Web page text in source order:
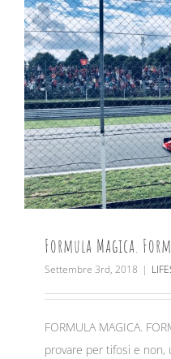
Formula Magica.
Settembre 3rd, 2018 |
FORMULA MAGICA.
provare per tifosi e non,